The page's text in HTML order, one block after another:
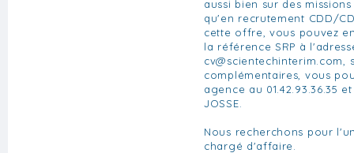
aussi bien sur des
qu'en recrutement CDD/
cette offre, vous pouvez
la référence SRP à
cv@scientechinterim.com
complémentaires, vous
agence au 01.42.93.36.35
JOSSE.
Nous recherchons pour
chargé d'affaire.